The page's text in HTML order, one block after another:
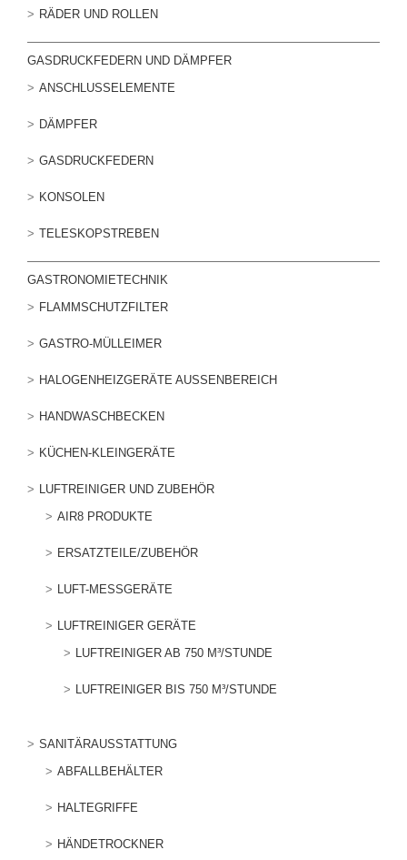
RÄDER UND ROLLEN
GASDRUCKFEDERN UND DÄMPFER
ANSCHLUSSELEMENTE
DÄMPFER
GASDRUCKFEDERN
KONSOLEN
TELESKOPSTREBEN
GASTRONOMIETECHNIK
FLAMMSCHUTZFILTER
GASTRO-MÜLLEIMER
HALOGENHEIZGERÄTE AUSSENBEREICH
HANDWASCHBECKEN
KÜCHEN-KLEINGERÄTE
LUFTREINIGER UND ZUBEHÖR
AIR8 PRODUKTE
ERSATZTEILE/ZUBEHÖR
LUFT-MESSGERÄTE
LUFTREINIGER GERÄTE
LUFTREINIGER AB 750 M³/STUNDE
LUFTREINIGER BIS 750 M³/STUNDE
SANITÄRAUSSTATTUNG
ABFALLBEHÄLTER
HALTEGRIFFE
HÄNDETROCKNER